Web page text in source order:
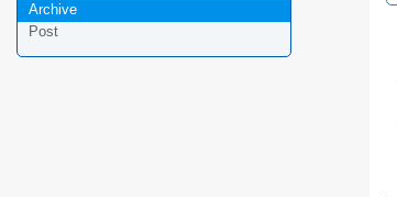
Archive
Post